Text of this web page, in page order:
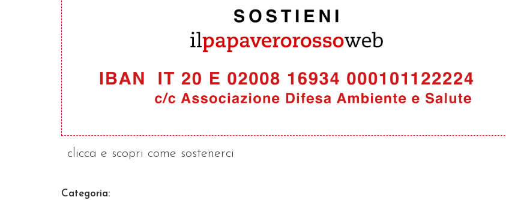
clicca e scopri come sostenerci
Categoria: